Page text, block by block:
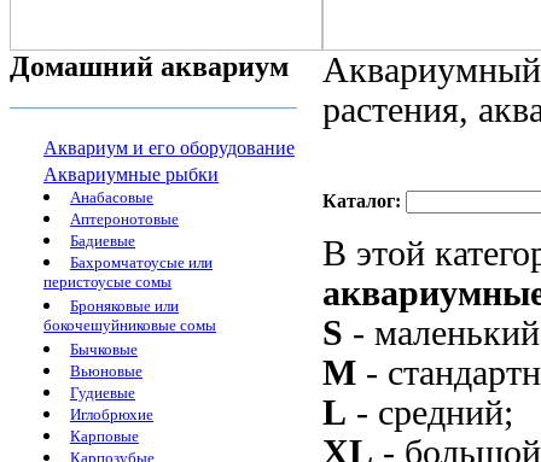
Домашний аквариум
Аквариум и его оборудование
Аквариумные рыбки
Анабасовые
Аптеронотовые
Бадиевые
Бахромчатоусые или
перистоусые сомы
Броняковые или
бокочешуйниковые сомы
Бычковые
Вьюновые
Гудиевые
Иглобрюхие
Карповые
Карпозубые
растения,
Каталог:
В этой
S -
M -
L - средний;
XL -